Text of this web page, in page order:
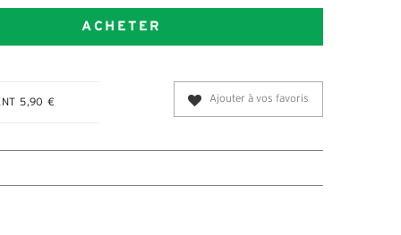
ACHETER
5,90 € Ajouter à vos favoris